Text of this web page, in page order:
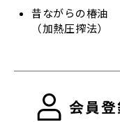
昔ながらの椿油
（加熱圧搾法）